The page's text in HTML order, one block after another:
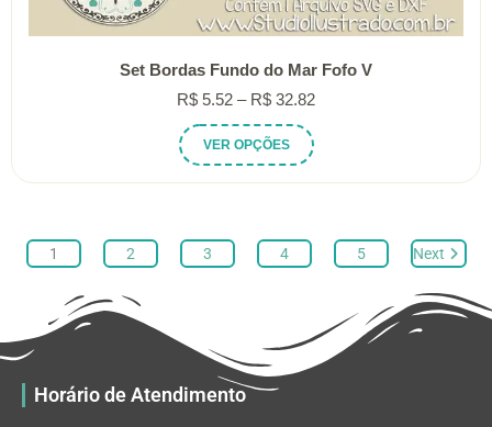
Set Bordas Fundo do Mar Fofo V
R$ 5.52 – R$ 32.82Faixa
VER OPÇÕES
produto
tem
ser
escolhidas
1 2 3 4 5 Next
Horário de Atendimento